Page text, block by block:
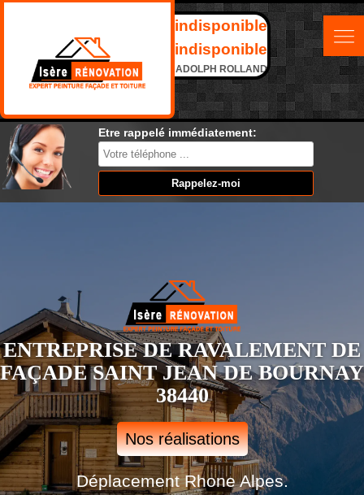
indisponible
indisponible
ADOLPH ROLLAND
Etre rappelé immédiatement:
ENTREPRISE DE RAVALEMENT DE
FAÇADE SAINT JEAN DE BOURNAY
38440
Nos réalisations
Déplacement Rhone Alpes.